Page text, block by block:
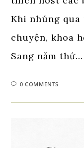
Khi nhúng qua
chuyện, khoa
Sang năm thứ…
0 COMMENTS